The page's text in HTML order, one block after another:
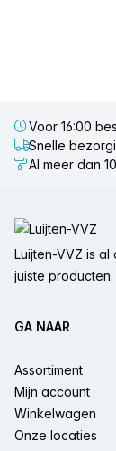
Voor 16:00
Snelle
Al meer dan
Luijten-VVZ is
juiste
GA NAAR
Assortiment
Mijn account
Winkelwagen
Onze locaties